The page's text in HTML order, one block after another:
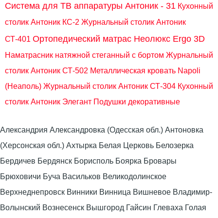
Система для ТВ аппаратуры Антоник - 31 Кухонный
столик Антоник КС-2 Журнальный столик Антоник
СТ-401 Ортопедический матрас Неолюкс Ergo 3D
Наматрасник натяжной стеганный с бортом Журнальный
столик Антоник СТ-502 Металлическая кровать Napoli
(Неаполь) Журнальный столик Антоник СТ-304 Кухонный
столик Антоник Элегант Подушки декоративные
Александрия Александровка (Одесская обл.) Антоновка
(Херсонская обл.) Ахтырка Белая Церковь Белозерка
Бердичев Бердянск Борисполь Боярка Бровары
Брюховичи Буча Васильков Великодолинское
Верхнеднепровск Винники Винница Вишневое Владимир-
Волынский Вознесенск Вышгород Гайсин Глеваха Голая